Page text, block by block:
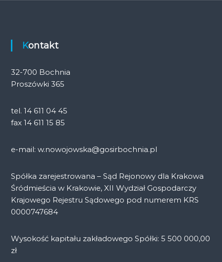
Kontakt
32-700 Bochnia
Proszówki 365
tel. 14 611 04 45
fax 14 611 15 85
e-mail: w.nowojowska@gosirbochnia.pl
Spółka zarejestrowana – Sąd Rejonowy dla Krakowa
Śródmieścia w Krakowie, XII Wydział Gospodarczy
Krajowego Rejestru Sądowego pod numerem KRS
0000747684
Wysokość kapitału zakładowego Spółki: 5 500 000,00
zł